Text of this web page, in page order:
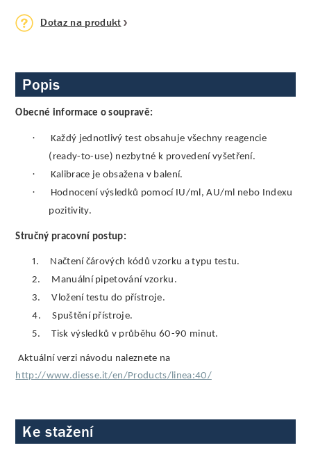
Dotaz na produkt
Popis
Obecné informace o soupravě:
·
Každý jednotlivý test obsahuje všechny reagencie
(ready-to-use) nezbytné k provedení vyšetření.
· Kalibrace je obsažena v balení.
·
Hodnocení výsledků pomocí IU/ml, AU/ml nebo Indexu
pozitivity.
Stručný pracovní postup:
1.
Načtení čárových kódů vzorku a typu testu.
2.
Manuální pipetování vzorku.
3.
Vložení testu do přístroje.
4.
Spuštění přístroje.
5.
Tisk výsledků v průběhu 60-90 minut.
Aktuální verzi návodu naleznete na
http://www.diesse.it/en/Products/linea:40/
Ke stažení